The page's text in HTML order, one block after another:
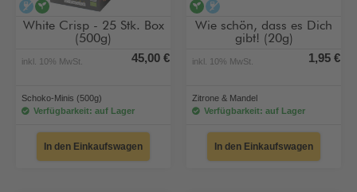
alkoholfrei
vegan
White Crisp - 25 Stk. Box
(500g)
inkl. 10% MwSt. 45,00 €
Schoko-Minis (500g)
Verfügbarkeit: auf Lager
In den Einkaufswagen
vegan
Wie schön, dass es Dich
gibt! (20g)
inkl. 10% MwSt. 1,95 €
Zitrone & Mandel
Verfügbarkeit: auf Lager
In den Einkaufswagen